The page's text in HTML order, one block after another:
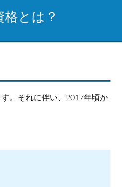
とは？
。それに伴い、2017年頃か